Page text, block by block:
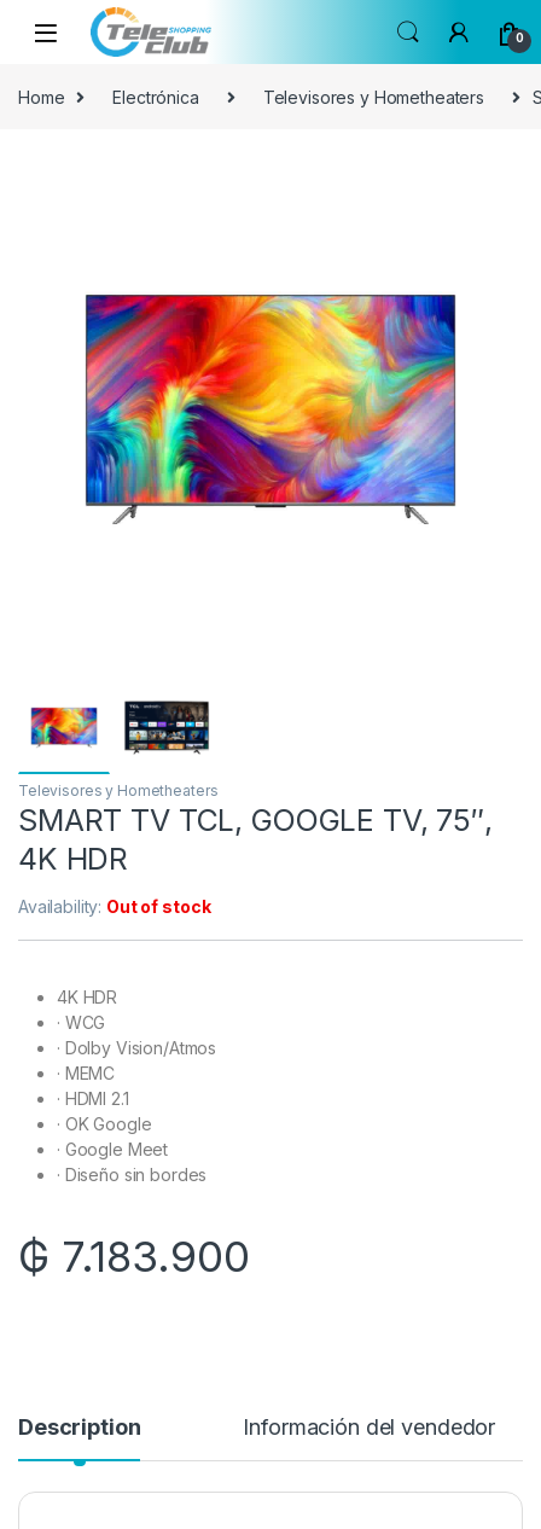
Skip to navigation
Skip to content
0
Home Electrónica Televisores y Hometheaters
Televisores y Hometheaters
SMART TV TCL, GOOGLE TV, 75″,
4K HDR
Availability: Out of stock
4K HDR
· WCG
· Dolby Vision/Atmos
· MEMC
· HDMI 2.1
· OK Google
· Google Meet
· Diseño sin bordes
₲ 7.183.900
Description Información del vendedor